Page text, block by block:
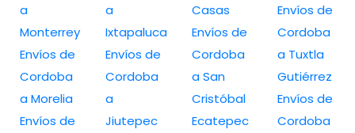
a
Monterrey
Envíos de
Cordoba
a Morelia
Envíos de
a
Ixtapaluca
Envíos de
Cordoba
a
Jiutepec
Casas
Envíos de
Cordoba
a San
Cristóbal
Ecatepec
Envíos de
Cordoba
a Tuxtla
Gutiérrez
Envíos de
Cordoba